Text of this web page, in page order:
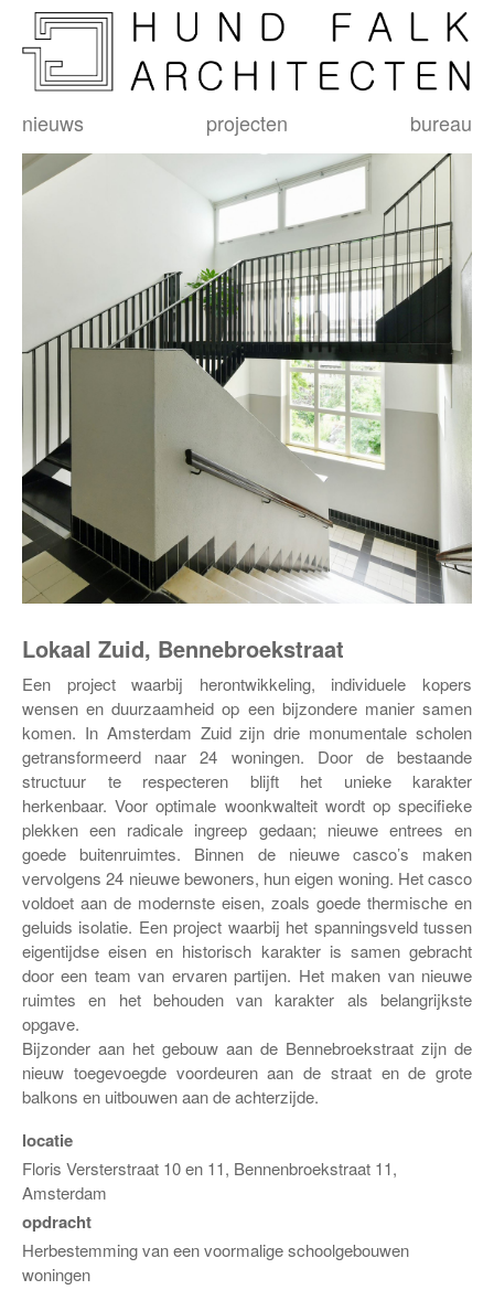
nieuws projecten bureau
Lokaal Zuid, Bennebroekstraat
Een project waarbij herontwikkeling, individuele kopers
wensen en duurzaamheid op een bijzondere manier samen
komen. In Amsterdam Zuid zijn drie monumentale scholen
getransformeerd naar 24 woningen. Door de bestaande
structuur te respecteren blijft het unieke karakter
herkenbaar. Voor optimale woonkwalteit wordt op specifieke
plekken een radicale ingreep gedaan; nieuwe entrees en
goede buitenruimtes. Binnen de nieuwe casco’s maken
vervolgens 24 nieuwe bewoners, hun eigen woning. Het casco
voldoet aan de modernste eisen, zoals goede thermische en
geluids isolatie. Een project waarbij het spanningsveld tussen
eigentijdse eisen en historisch karakter is samen gebracht
door een team van ervaren partijen. Het maken van nieuwe
ruimtes en het behouden van karakter als belangrijkste
opgave.
Bijzonder aan het gebouw aan de Bennebroekstraat zijn de
nieuw toegevoegde voordeuren aan de straat en de grote
balkons en uitbouwen aan de achterzijde.
locatie
Floris Versterstraat 10 en 11, Bennenbroekstraat 11,
Amsterdam
opdracht
Herbestemming van een voormalige schoolgebouwen
woningen